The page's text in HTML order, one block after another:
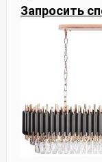
Запросить